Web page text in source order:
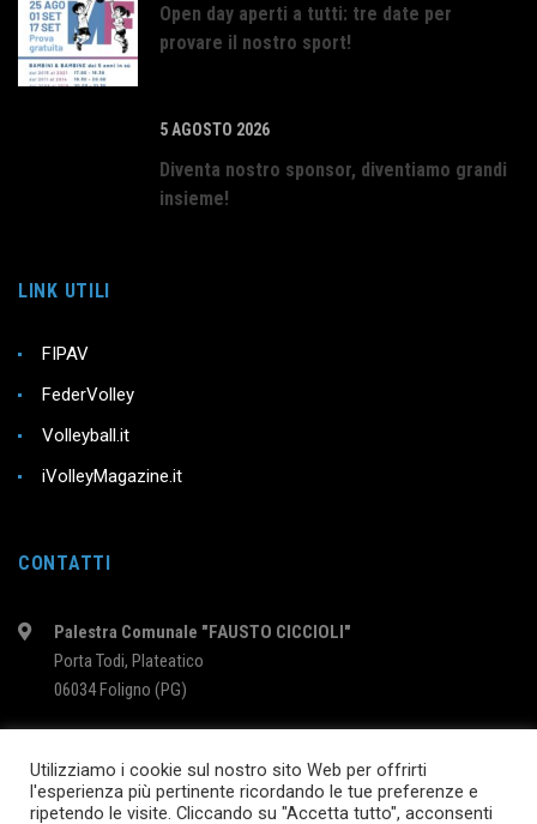
Open day aperti a tutti: tre date per
provare il nostro sport!
5 AGOSTO 2026
Diventa nostro sponsor, diventiamo grandi
insieme!
LINK UTILI
FIPAV
FederVolley
Volleyball.it
iVolleyMagazine.it
CONTATTI
Palestra Comunale "FAUSTO CICCIOLI"
Porta Todi, Plateatico
06034 Foligno (PG)
Utilizziamo i cookie sul nostro sito Web per offrirti
l'esperienza più pertinente ricordando le tue preferenze e
ripetendo le visite. Cliccando su "Accetta tutto", acconsenti